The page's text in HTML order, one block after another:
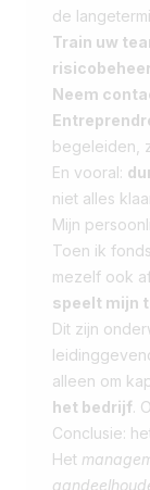
de
Train uw
risicobeheer
Neem
begeleiden,
En vooral:
niet alles
Mijn
Toen ik
mezelf ook
speelt mijn
Dit zijn
alleen om
het bedrijf.
Conclusie:
Het